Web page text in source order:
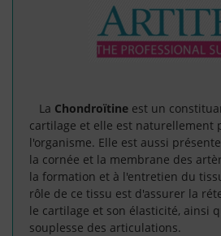
La Chondroïtine est un
cartilage et elle est naturellement
l'organisme. Elle est aussi
la cornée et la membrane des
la formation et à l'entretien du
rôle de ce tissu est d'assurer la
le cartilage et son élasticité, ainsi
souplesse des articulations.